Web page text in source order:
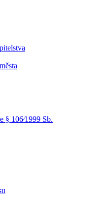
§ 106⁄1999 Sb.